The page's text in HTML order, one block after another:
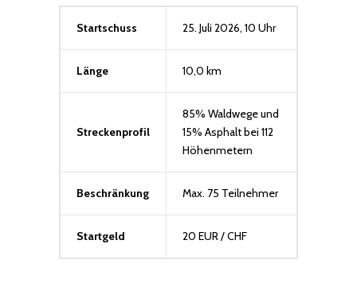
Startschuss 25. Juli 2026, 10 Uhr
Länge 10,0 km
Streckenprofil
85% Waldwege und
15% Asphalt bei 112
Höhenmetern
Beschränkung Max. 75 Teilnehmer
Startgeld 20 EUR / CHF